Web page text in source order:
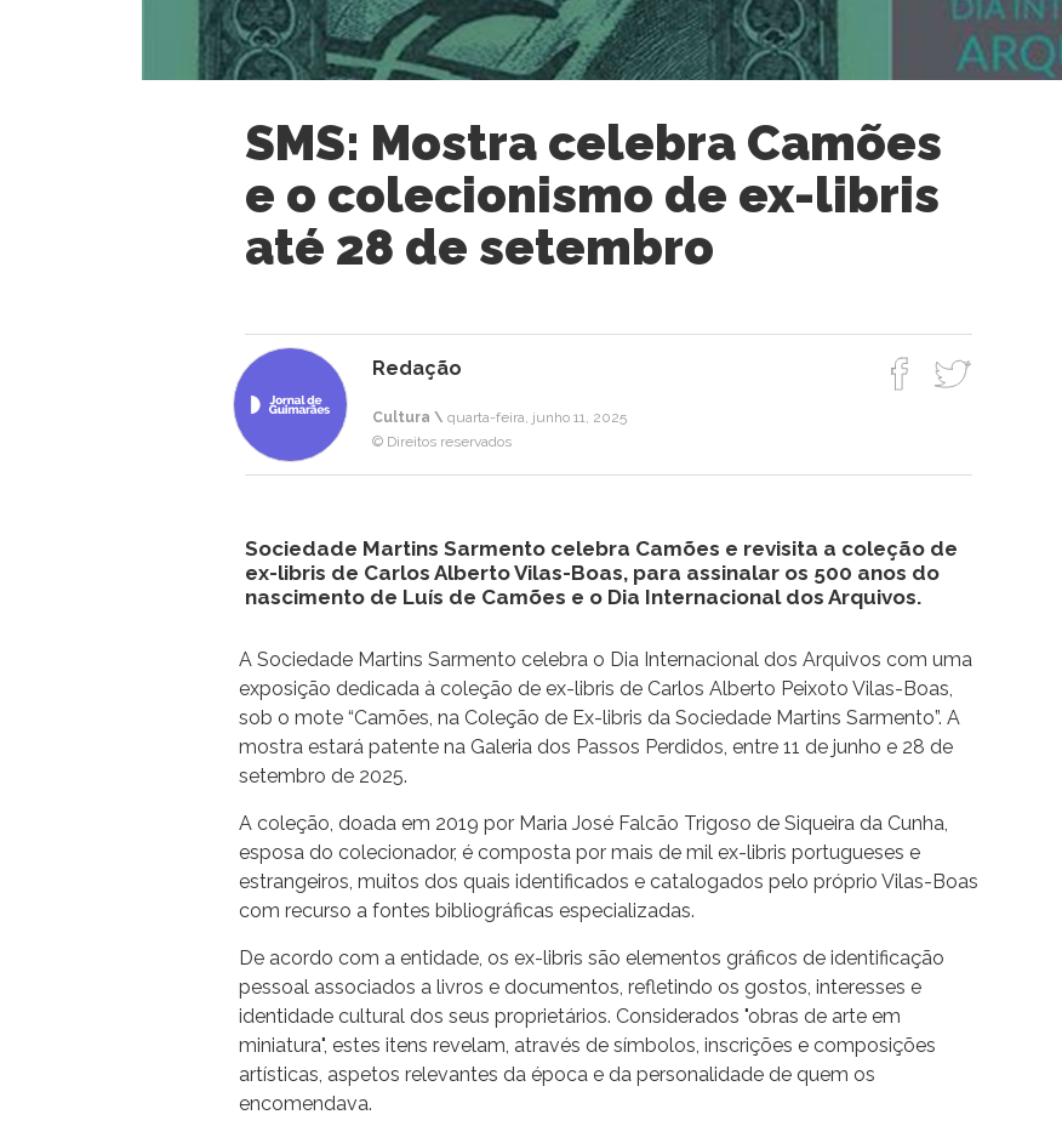
SMS: Mostra celebra Camões
e o colecionismo de ex-libris
até 28 de setembro
Redação
Cultura \ quarta-feira, junho 11, 2025
© Direitos reservados
Sociedade Martins Sarmento celebra Camões e revisita a coleção de
ex-libris de Carlos Alberto Vilas-Boas, para assinalar os 500 anos do
nascimento de Luís de Camões e o Dia Internacional dos Arquivos.
A Sociedade Martins Sarmento celebra o Dia Internacional dos Arquivos com uma
exposição dedicada à coleção de ex-libris de Carlos Alberto Peixoto Vilas-Boas,
sob o mote “Camões, na Coleção de Ex-libris da Sociedade Martins Sarmento”. A
mostra estará patente na Galeria dos Passos Perdidos, entre 11 de junho e 28 de
setembro de 2025.
A coleção, doada em 2019 por Maria José Falcão Trigoso de Siqueira da Cunha,
esposa do colecionador, é composta por mais de mil ex-libris portugueses e
estrangeiros, muitos dos quais identificados e catalogados pelo próprio Vilas-Boas
com recurso a fontes bibliográficas especializadas.
De acordo com a entidade, os ex-libris são elementos gráficos de identificação
pessoal associados a livros e documentos, refletindo os gostos, interesses e
identidade cultural dos seus proprietários. Considerados "obras de arte em
miniatura", estes itens revelam, através de símbolos, inscrições e composições
artísticas, aspetos relevantes da época e da personalidade de quem os
encomendava.